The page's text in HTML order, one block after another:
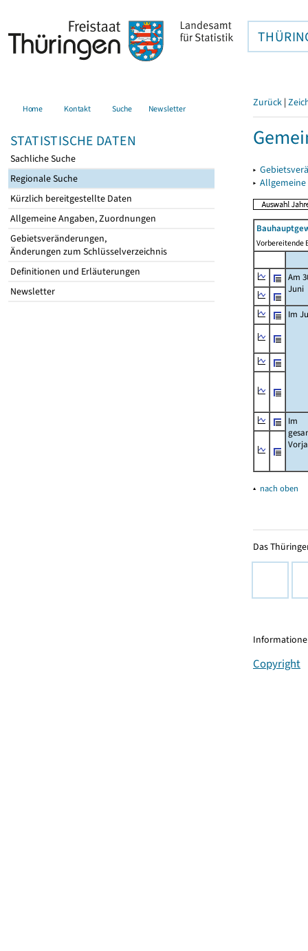
Home Kontakt Suche Newsletter
STATISTISCHE DATEN
Sachliche Suche
Regionale Suche
Kürzlich bereitgestellte Daten
Allgemeine Angaben, Zuordnungen
Gebietsveränderungen,
Änderungen zum Schlüsselverzeichnis
Definitionen und Erläuterungen
Newsletter
Zurück |
▸
▸
Vorbereitende
Am
Juni
Im
Im
▴ nach oben
Das
Copyright